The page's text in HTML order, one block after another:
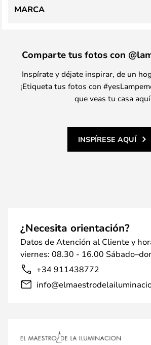
MARCA
Comparte tus fotos con
Inspírate y déjate inspirar, de un
¡Etiqueta tus fotos con
que veas tu casa
INSPÍRESE AQUÍ
¿Necesita orientación?
Datos de Atención al Cliente y
viernes: 08.30 - 16.00
+34 911438772